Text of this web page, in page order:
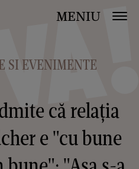
MENIU
SI EVENIMENTE
că relația
e "cu bune